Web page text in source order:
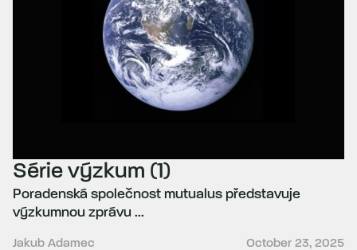
Série výzkum (1)
Poradenská společnost mutualus představuje
výzkumnou zprávu ...
Jakub Adamec October 23, 2025